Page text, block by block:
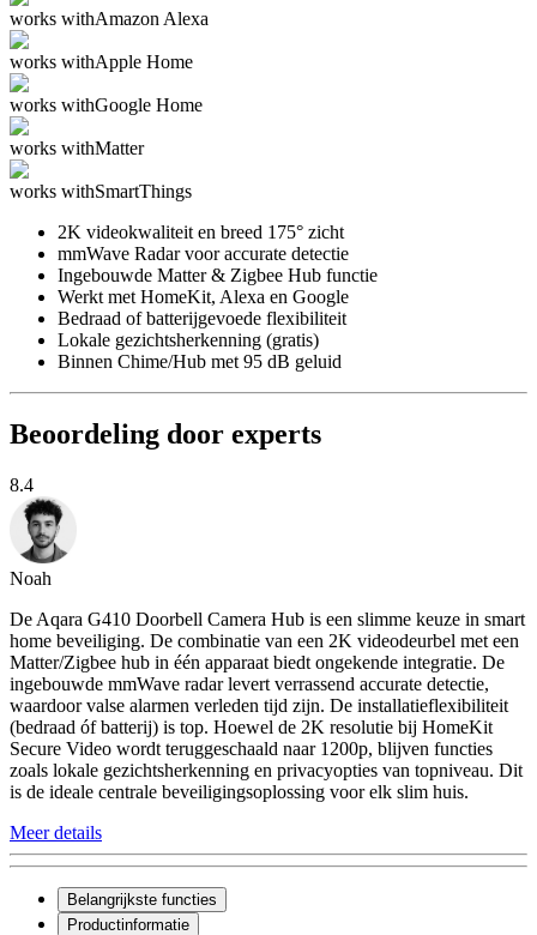
works withAmazon Alexa
works withApple Home
works withGoogle Home
works withMatter
works withSmartThings
2K videokwaliteit en breed 175° zicht
mmWave Radar voor accurate detectie
Ingebouwde Matter & Zigbee Hub functie
Werkt met HomeKit, Alexa en Google
Bedraad of batterijgevoede flexibiliteit
Lokale gezichtsherkenning (gratis)
Binnen Chime/Hub met 95 dB geluid
Beoordeling door experts
8.4
Noah
De Aqara G410 Doorbell Camera Hub is een slimme keuze in smart
home beveiliging. De combinatie van een 2K videodeurbel met een
Matter/Zigbee hub in één apparaat biedt ongekende integratie. De
ingebouwde mmWave radar levert verrassend accurate detectie,
waardoor valse alarmen verleden tijd zijn. De installatieflexibiliteit
(bedraad óf batterij) is top. Hoewel de 2K resolutie bij HomeKit
Secure Video wordt teruggeschaald naar 1200p, blijven functies
zoals lokale gezichtsherkenning en privacyopties van topniveau. Dit
is de ideale centrale beveiligingsoplossing voor elk slim huis.
Meer details
Belangrijkste functies
Productinformatie